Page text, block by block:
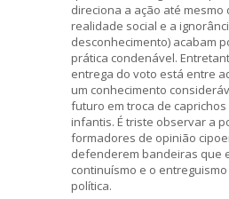
direciona a ação até
realidade social e a
desconhecimento) acabam
prática condenável.
entrega do voto está entre
um conhecimento
futuro em troca de
infantis. É triste observar a
formadores de opinião
defenderem bandeiras que
continuísmo e o
política.